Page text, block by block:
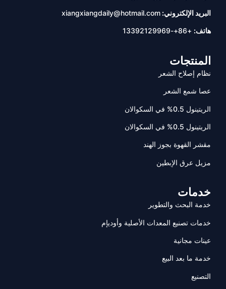
البريد الإلكتروني: xiangxiangdaily@hotmail.com
هاتف: +86+-13392129969
المنتجات
نظام إصلاح الشعر
عصا شمع الشعر
الريتينول 0.5% في السكوالان
الريتينول 0.5% في السكوالان
مقشر القهوة بجوز الهند
مزيل عرق الإبطين
خدمات
خدمة البحث والتطوير
خدمات تصنيع المعدات الأصلية وأوديإم
عينات مجانية
خدمة ما بعد البيع
التصنيع